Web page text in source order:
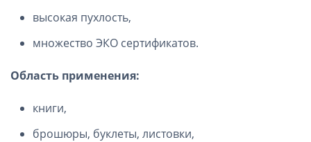
высокая пухлость,
множество ЭКО сертификатов.
Область применения:
книги,
брошюры, буклеты, листовки,